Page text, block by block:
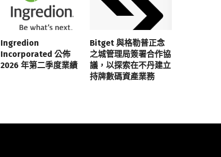
Ingredion
Incorporated 公佈
2026 年第二季度業績
Bitget 與格勒普正念
之城管理局簽署合作協
議，以探索在不丹建立
持牌數碼資產業務